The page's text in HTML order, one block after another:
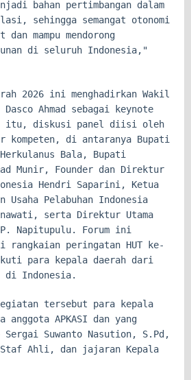
bahan pertimbangan dalam
sehingga semangat otonomi
mampu mendorong
di seluruh Indonesia,"
2026 ini menghadirkan Wakil
Ahmad sebagai keynote
itu, diskusi panel diisi oleh
kompeten, di antaranya Bupati
Bala, Bupati
Munir, Founder dan Direktur
Hendri Saparini, Ketua
Usaha Pelabuhan Indonesia
serta Direktur Utama
P. Napitupulu. Forum ini
rangkaian peringatan HUT ke-
para kepala daerah dari
di Indonesia.
tersebut para kepala
anggota APKASI dan yang
Sergai Suwanto Nasution, S.Pd,
Ahli, dan jajaran Kepala